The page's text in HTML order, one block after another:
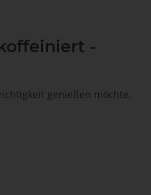
-
genießen möchte.